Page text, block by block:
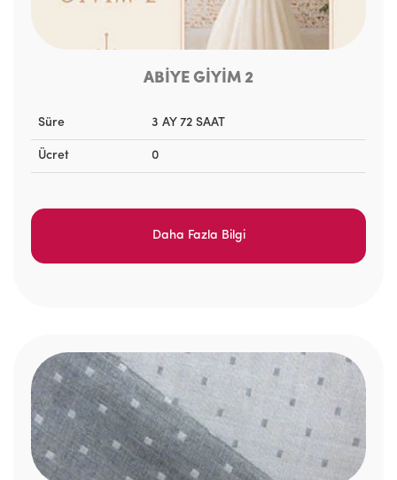
ABİYE GİYİM 2
Süre 3 AY 72 SAAT
Ücret 0
Daha Fazla Bilgi